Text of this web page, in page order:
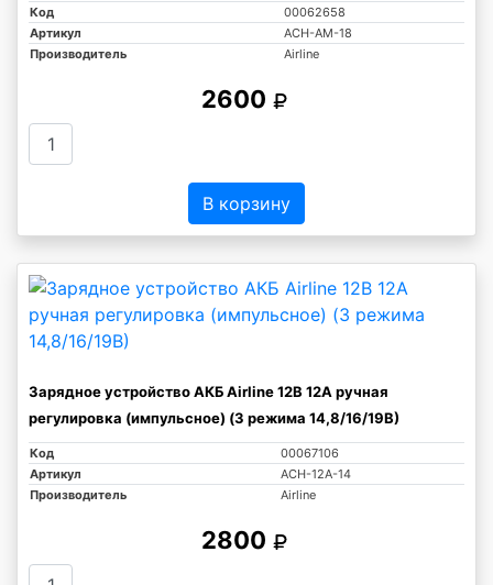
Код
00062658
Артикул
ACH-AM-18
Производитель
Airline
2600
В корзину
Зарядное устройство АКБ Airline 12В 12А ручная
регулировка (импульсное) (3 режима 14,8/16/19В)
Код
00067106
Артикул
ACH-12A-14
Производитель
Airline
2800